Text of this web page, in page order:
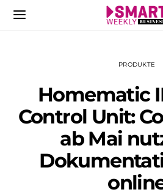
PRODUKTE
Homematic
Control Unit:
ab Mai